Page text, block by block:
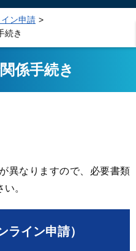
ン申請
続き
係手続き
異なりますので、必要書類
。
ライン申請）